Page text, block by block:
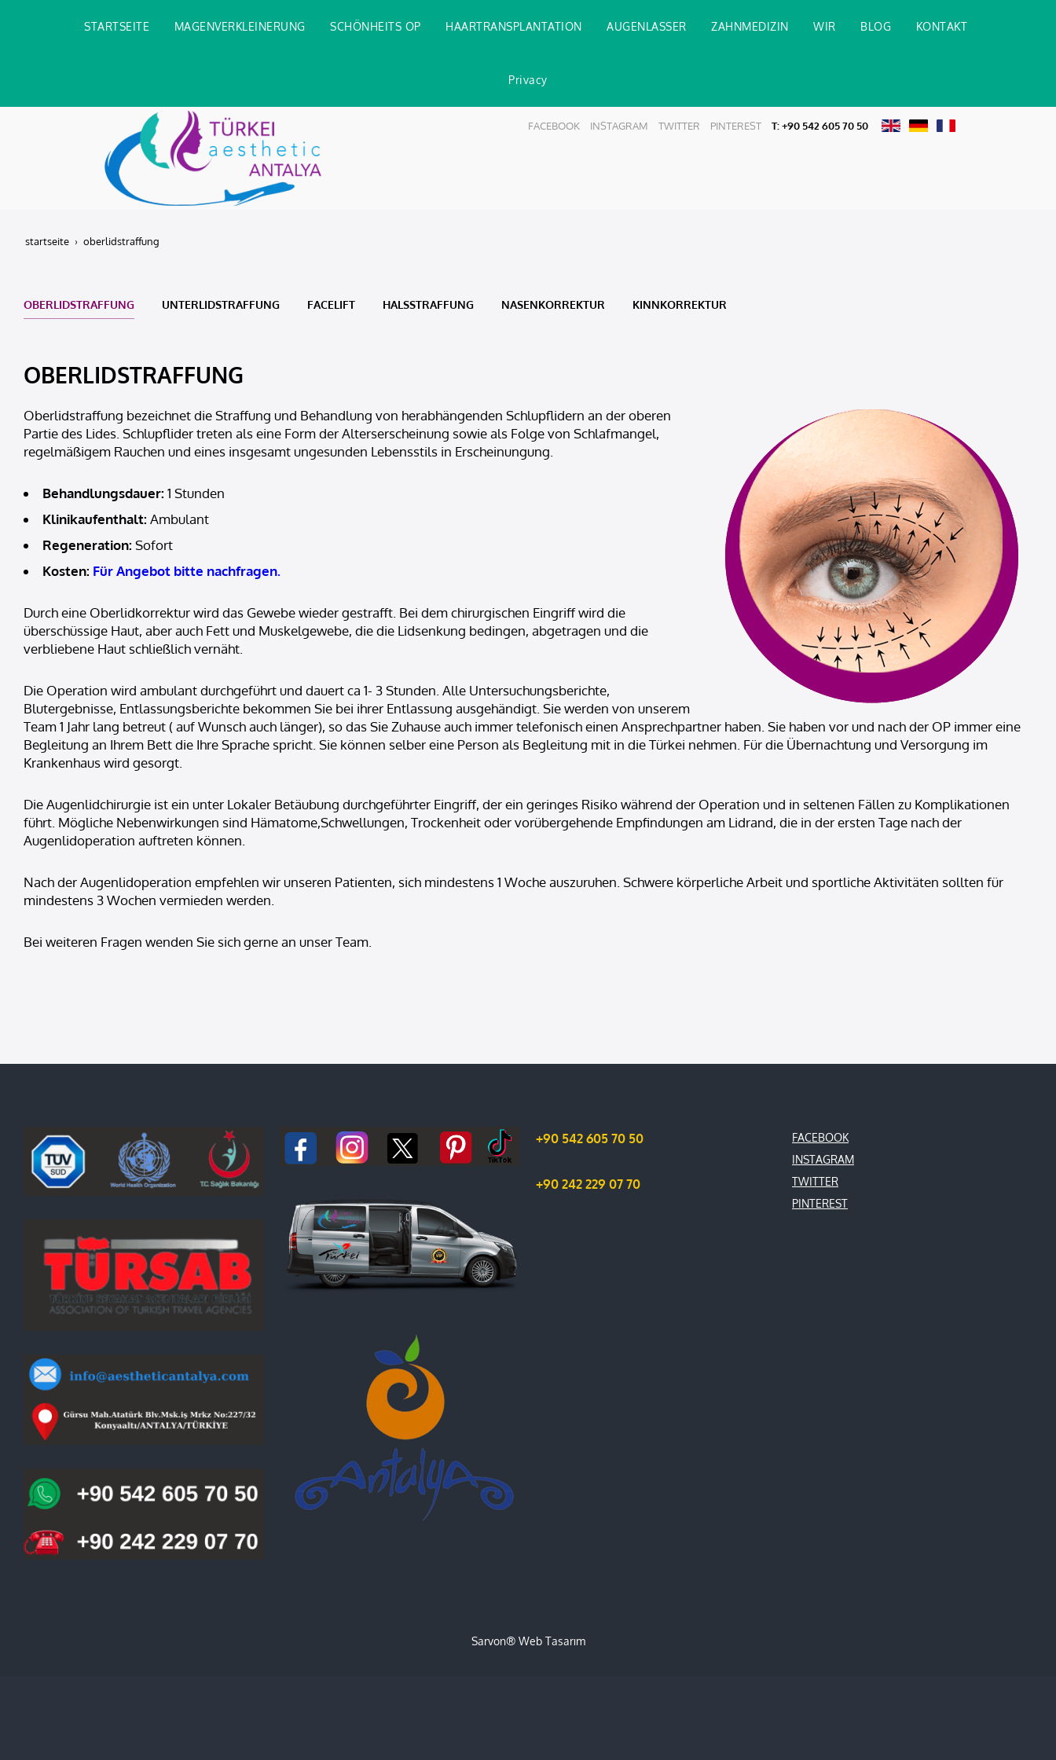
STARTSEITE MAGENVERKLEINERUNG SCHÖNHEITS OP HAARTRANSPLANTATION AUGENLASSER ZAHNMEDIZIN WIR BLOG KONTAKT
Privacy
FACEBOOK INSTAGRAM TWITTER PINTEREST T:+90 542 605 70 50
startseite oberlidstraffung
OBERLIDSTRAFFUNG UNTERLIDSTRAFFUNG FACELIFT HALSSTRAFFUNG NASENKORREKTUR KINNKORREKTUR
OBERLIDSTRAFFUNG
Oberlidstraffung bezeichnet die Straffung und Behandlung von herabhängenden Schlupflidern an der oberen
Partie des Lides. Schlupflider treten als eine Form der Alterserscheinung sowie als Folge von Schlafmangel,
regelmäßigem Rauchen und eines insgesamt ungesunden Lebensstils in Erscheinungung.
Behandlungsdauer: 1 Stunden
Klinikaufenthalt: Ambulant
Regeneration: Sofort
Kosten: Für Angebot bitte nachfragen.
Durch eine Oberlidkorrektur wird das Gewebe wieder gestrafft. Bei dem chirurgischen Eingriff wird die
überschüssige Haut, aber auch Fett und Muskelgewebe, die die Lidsenkung bedingen, abgetragen und die
verbliebene Haut schließlich vernäht.
Die Operation wird ambulant durchgeführt und dauert ca 1- 3 Stunden. Alle Untersuchungsberichte,
Blutergebnisse, Entlassungsberichte bekommen Sie bei ihrer Entlassung ausgehändigt. Sie werden von unserem
Team 1 Jahr lang betreut ( auf Wunsch auch länger), so das Sie Zuhause auch immer telefonisch einen Ansprechpartner haben. Sie haben vor und nach der OP immer eine
Begleitung an Ihrem Bett die Ihre Sprache spricht. Sie können selber eine Person als Begleitung mit in die Türkei nehmen. Für die Übernachtung und Versorgung im
Krankenhaus wird gesorgt.
Die Augenlidchirurgie ist ein unter Lokaler Betäubung durchgeführter Eingriff, der ein geringes Risiko während der Operation und in seltenen Fällen zu Komplikationen
führt. Mögliche Nebenwirkungen sind Hämatome,Schwellungen, Trockenheit oder vorübergehende Empfindungen am Lidrand, die in der ersten Tage nach der
Augenlidoperation auftreten können.
Nach der Augenlidoperation empfehlen wir unseren Patienten, sich mindestens 1 Woche auszuruhen. Schwere körperliche Arbeit und sportliche Aktivitäten sollten für
mindestens 3 Wochen vermieden werden.
Bei weiteren Fragen wenden Sie sich gerne an unser Team.
+90 542 605 70 50
+90 242 229 07 70
FACEBOOK
INSTAGRAM
TWITTER
PINTEREST
Sarvon® Web Tasarım